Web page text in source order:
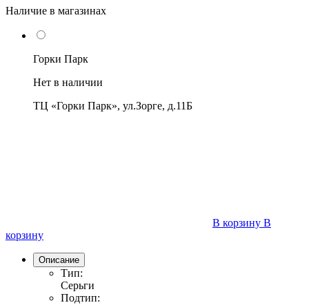
Наличие в магазинах
Горки Парк
Нет в наличии
ТЦ «Горки Парк», ул.Зорге, д.11Б
В корзину В
корзину
Описание
Тип:
Серьги
Подтип: